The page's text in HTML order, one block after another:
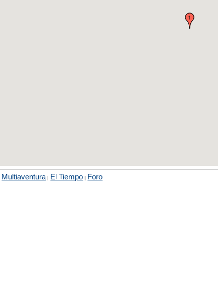
Multiaventura| El Tiempo | Foro